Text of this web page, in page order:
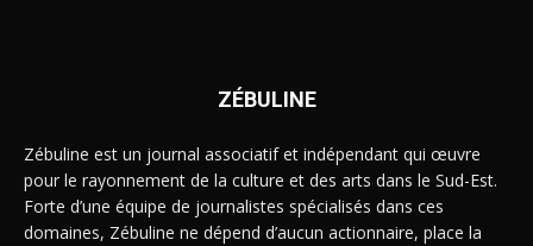
ZÉBULINE
Zébuline est un journal associatif et indépendant qui œuvre
pour le rayonnement de la culture et des arts dans le Sud-Est.
Forte d’une équipe de journalistes spécialisés dans ces
domaines, Zébuline ne dépend d’aucun actionnaire, place la